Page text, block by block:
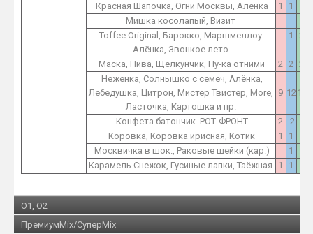
Красная Шапочка, Огни Москвы, Алёнка
1 1
Мишка косолапый, Визит
Toffee Original, Барокко, Маршмеллоу
Алёнка, Звонкое лето
1 2
Маска, Нива, Щелкунчик, Ну-ка отними 2 2 2
Неженка, Солнышко с семеч, Алёнка,
Лебедушка, Цитрон, Мистер Твистер, More,
Ласточка, Картошка и пр.
9 1215
Конфета батончик РОТ-ФРОНТ 2 2
Коровка, Коровка ирисная, Котик
1 1
Москвичка в шок., Раковые шейки (кар.)
1
Карамель Снежок, Гусиные лапки, Таёжная
1 1
O1, O2
ПремиумMix/СуперMix